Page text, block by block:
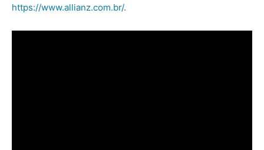
https://www.allianz.com.br/.